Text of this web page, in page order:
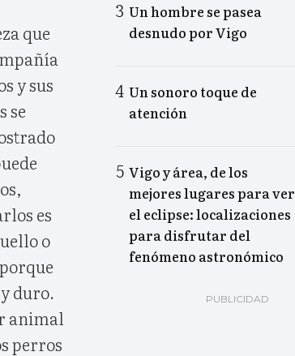
que
y sus
se
es
o
duro.
animal
perros
Un hombre se pasea
desnudo por Vigo
Un sonoro toque de
atención
Vigo y área, de los
mejores lugares para ver
el eclipse: localizaciones
para disfrutar del
fenómeno astronómico